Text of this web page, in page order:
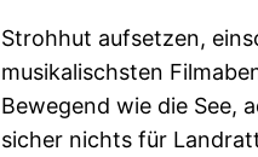
Strohhut aufsetzen,
musikalischsten
Bewegend wie die See,
sicher nichts für